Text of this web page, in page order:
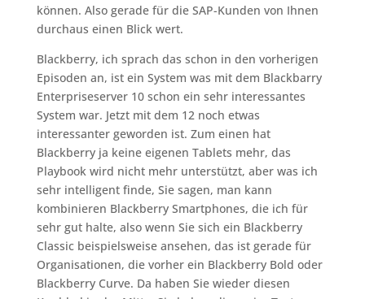
können. Also gerade für die SAP-Kunden von Ihnen
durchaus einen Blick wert.
Blackberry, ich sprach das schon in den vorherigen
Episoden an, ist ein System was mit dem Blackbarry
Enterpriseserver 10 schon ein sehr interessantes
System war. Jetzt mit dem 12 noch etwas
interessanter geworden ist. Zum einen hat
Blackberry ja keine eigenen Tablets mehr, das
Playbook wird nicht mehr unterstützt, aber was ich
sehr intelligent finde, Sie sagen, man kann
kombinieren Blackberry Smartphones, die ich für
sehr gut halte, also wenn Sie sich ein Blackberry
Classic beispielsweise ansehen, das ist gerade für
Organisationen, die vorher ein Blackberry Bold oder
Blackberry Curve. Da haben Sie wieder diesen